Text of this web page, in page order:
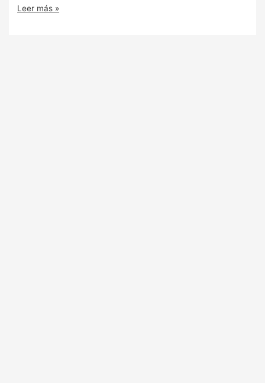
Leer más »